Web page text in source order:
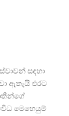
සඳහා
ඇතැයි එරට
මෙහෙයුම්